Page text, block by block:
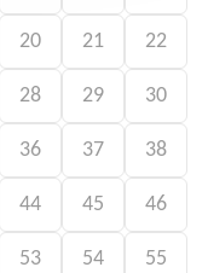
20 21 22
28 29 30
36 37 38
44 45 46
53 54 55